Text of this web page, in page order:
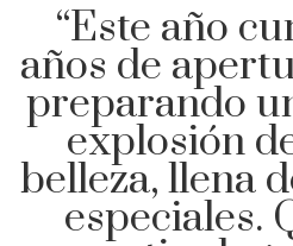
“Este año
años de
preparando
explosión
belleza, llena
especiales.